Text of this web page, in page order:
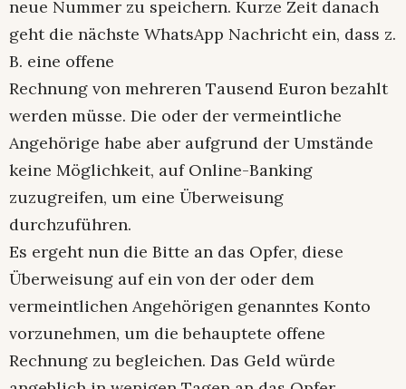
neue Nummer zu speichern. Kurze Zeit danach
geht die nächste WhatsApp Nachricht ein, dass z.
B. eine offene
Rechnung von mehreren Tausend Euron bezahlt
werden müsse. Die oder der vermeintliche
Angehörige habe aber aufgrund der Umstände
keine Möglichkeit, auf Online-Banking
zuzugreifen, um eine Überweisung
durchzuführen.
Es ergeht nun die Bitte an das Opfer, diese
Überweisung auf ein von der oder dem
vermeintlichen Angehörigen genanntes Konto
vorzunehmen, um die behauptete offene
Rechnung zu begleichen. Das Geld würde